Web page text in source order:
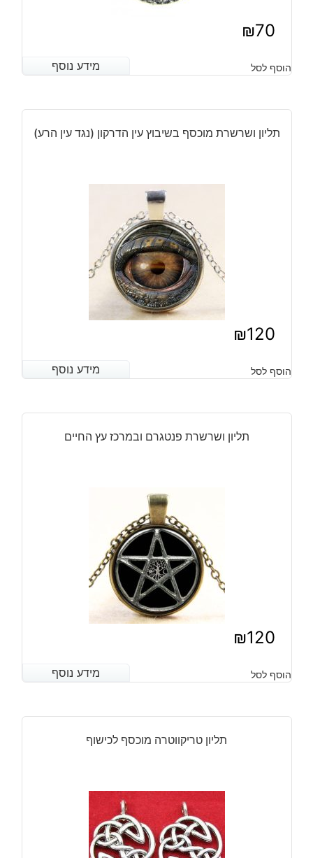
₪70
מידע נוסף הוסף לסל מידע נוסף
תליון ושרשרת מוכסף בשיבוץ עין הדרקון (נגד עין הרע)
₪120
מידע נוסף הוסף לסל מידע נוסף
תליון ושרשרת פנטגרם ובמרכז עץ החיים
₪120
מידע נוסף הוסף לסל מידע נוסף
תליון טריקווטרה מוכסף לכישוף